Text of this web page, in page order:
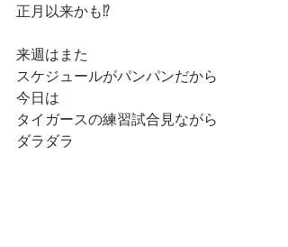
正月以来かも⁉️
来週はまた
スケジュールがパンパンだから
今日は
タイガースの練習試合見ながら
ダラダラ